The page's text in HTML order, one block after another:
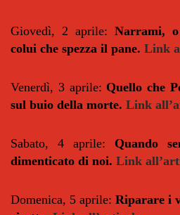
Giovedì, 2 aprile: Narrami,
colui che spezza il pane. Link
Venerdì, 3 aprile: Quello che
sul buio della morte. Link
Sabato, 4 aprile: Quando
dimenticato di noi. Link
Domenica, 5 aprile: Riparare i